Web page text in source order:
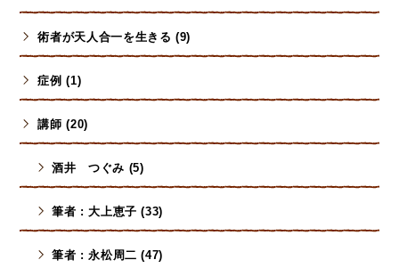
術者が天人合一を生きる (9)
症例 (1)
講師 (20)
酒井 つぐみ (5)
筆者 : 大上恵子 (33)
筆者 : 永松周二 (47)